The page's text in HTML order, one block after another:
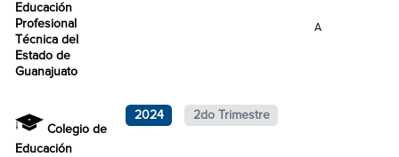
Educación
Profesional
Técnica del
Estado de
Guanajuato
A
Colegio de
Educación
2024 2do Trimestre